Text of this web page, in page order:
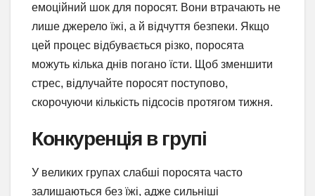
емоційний шок для поросят. Вони втрачають не
лише джерело їжі, а й відчуття безпеки. Якщо
цей процес відбувається різко, поросята
можуть кілька днів погано їсти. Щоб зменшити
стрес, відлучайте поросят поступово,
скорочуючи кількість підсосів протягом тижня.
Конкуренція в групі
У великих групах слабші поросята часто
залишаються без їжі, адже сильніші